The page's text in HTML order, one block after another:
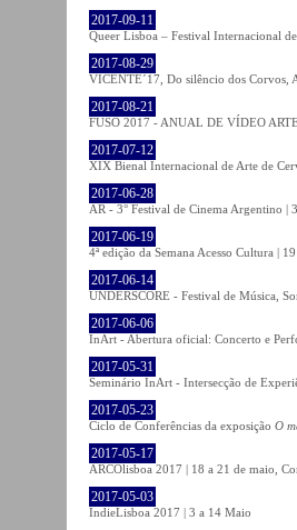
2017-09-11
Queer Lisboa – Festival Internacional
2017-08-29
VICENTE´17, Do silêncio dos Corvos,
2017-08-21
FUSO 2017 - ANUAL DE VÍDEO
2017-07-12
XIX Bienal Internacional de Arte de
2017-06-28
AR - 3° Festival de Cinema Argentino |
2017-06-19
4ª edição da Semana Acesso Cultura |
2017-06-14
UNDERSCORE - Festival de Música,
2017-06-06
InArt - Abertura oficial: Concerto e
2017-05-31
Seminário InArt - Intersecção de
2017-05-23
Ciclo de Conferências da exposição O
2017-05-17
ARCOlisboa 2017 | 18 a 21 de maio,
2017-05-03
IndieLisboa 2017 | 3 a 14 Maio